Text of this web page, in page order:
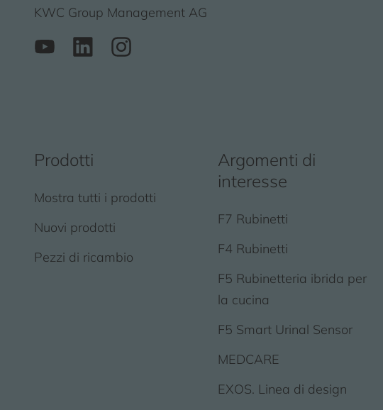
KWC Group Management AG
Prodotti
Mostra tutti i prodotti
Nuovi prodotti
Pezzi di ricambio
Argomenti di
interesse
F7 Rubinetti
F4 Rubinetti
F5 Rubinetteria ibrida per
la cucina
F5 Smart Urinal Sensor
MEDCARE
EXOS. Linea di design